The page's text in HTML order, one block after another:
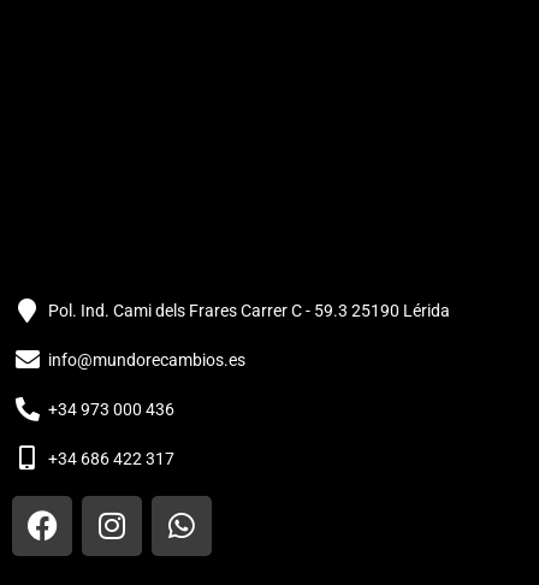
Pol. Ind. Cami dels Frares Carrer C - 59.3 25190 Lérida
info@mundorecambios.es
+34 973 000 436
+34 686 422 317